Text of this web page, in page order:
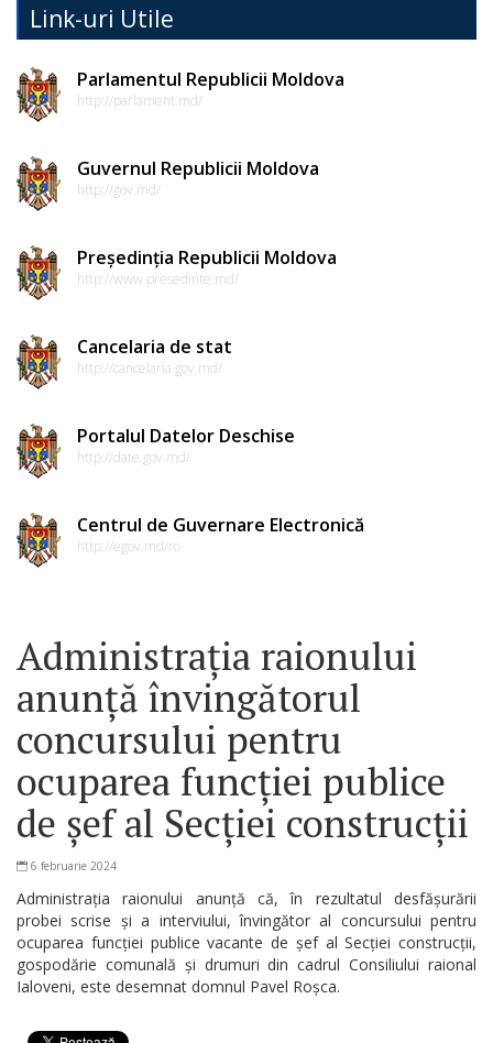
Link-uri Utile
Parlamentul Republicii Moldova
http://parlament.md/
Guvernul Republicii Moldova
http://gov.md/
Președinția Republicii Moldova
http://www.presedinte.md/
Cancelaria de stat
http://cancelaria.gov.md/
Portalul Datelor Deschise
http://date.gov.md/
Centrul de Guvernare Electronică
http://egov.md/ro
Administrația raionului
anunță învingătorul
concursului pentru
ocuparea funcției publice
de șef al Secției construcții
6 februarie 2024
Administrația raionului anunță că, în rezultatul desfășurării
probei scrise și a interviului, învingător al concursului pentru
ocuparea funcției publice vacante de șef al Secției construcții,
gospodărie comunală și drumuri din cadrul Consiliului raional
Ialoveni, este desemnat domnul Pavel Roșca.